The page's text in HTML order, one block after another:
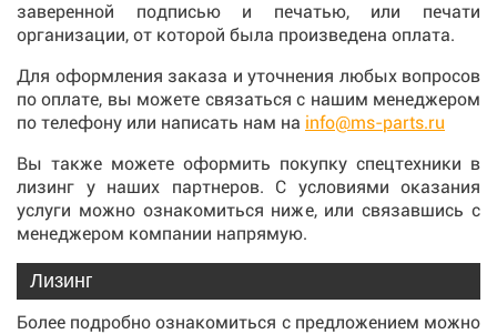
заверенной подписью и печатью, или печати
организации, от которой была произведена оплата.
Для оформления заказа и уточнения любых вопросов
по оплате, вы можете связаться с нашим менеджером
по телефону или написать нам на info@ms-parts.ru
Вы также можете оформить покупку спецтехники в
лизинг у наших партнеров. С условиями оказания
услуги можно ознакомиться ниже, или связавшись с
менеджером компании напрямую.
Лизинг
Более подробно ознакомиться с предложением можно